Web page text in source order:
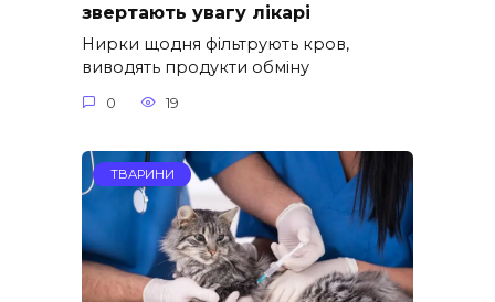
звертають увагу лікарі
Нирки щодня фільтрують кров,
виводять продукти обміну
0 19
ТВАРИНИ